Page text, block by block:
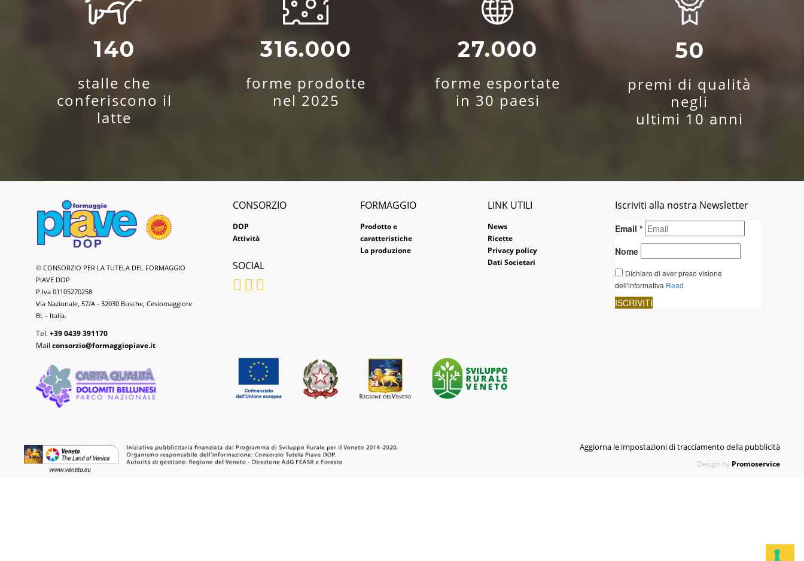
140
stalle che
conferiscono il
latte
316.000
forme prodotte
nel 2025
27.000
forme esportate
in 30 paesi
50
premi di qualità
negli
ultimi 10 anni
Formaggio
Piave
DOP
© CONSORZIO PER LA TUTELA DEL FORMAGGIO
PIAVE DOP
P.Iva 01105270258
Via Nazionale, 57/A - 32030 Busche, Cesiomaggiore
BL - Italia.
Tel.+39 0439 391170
Mail consorzio@formaggiopiave.it
CONSORZIO
DOP
Attività
SOCIAL
FORMAGGIO
Prodotto e
caratteristiche
La produzione
LINK UTILI
News
Ricette
Privacy policy
Dati Societari
Iscriviti alla nostra Newsletter
Aggiorna le impostazioni di tracciamento della pubblicità
Design by Promoservice